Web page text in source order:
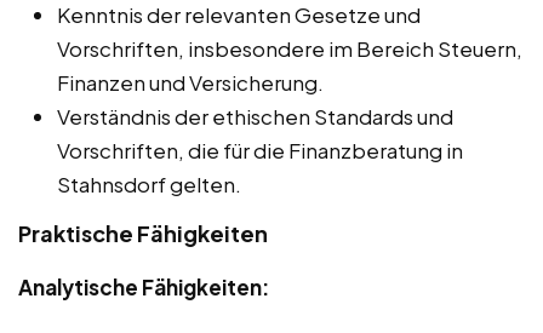
Kenntnis der relevanten Gesetze und
Vorschriften, insbesondere im Bereich Steuern,
Finanzen und Versicherung.
Verständnis der ethischen Standards und
Vorschriften, die für die Finanzberatung in
Stahnsdorf gelten.
Praktische Fähigkeiten
Analytische Fähigkeiten: